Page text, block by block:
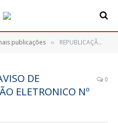
publicações » REPUBLICAÇÃO – AVISO DE LICITAÇÃO – PREGÃO ELETRONICO Nº 078/2024
DE
ELETRONICO Nº
0